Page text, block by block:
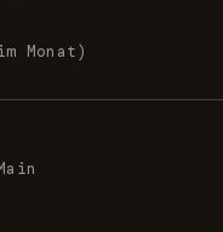
Monat)